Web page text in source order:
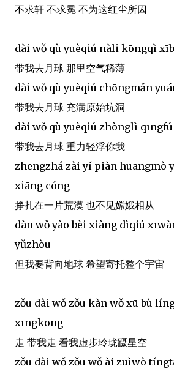
不求轩 不求冕 不为这红尘所囚
dài wǒ qù yuèqiú nàli kōngqì
带我去月球 那里空气稀薄
dài wǒ qù yuèqiú chōngmǎn
带我去月球 充满原始坑洞
dài wǒ qù yuèqiú zhònglì
带我去月球 重力轻浮你我
zhēngzhá zài yí piàn huāngmò
xiāng cóng
挣扎在一片荒漠 也不见嫦娥相从
dàn wǒ yào bèi xiàng dìqiú
yǔzhòu
但我要背向地球 希望寄托整个宇宙
zǒu dài wǒ zǒu kàn wǒ xū bù
xīngkōng
走 带我走 看我虚步玲珑蹑星空
zǒu dài wǒ zǒu wǒ ài zuìwò